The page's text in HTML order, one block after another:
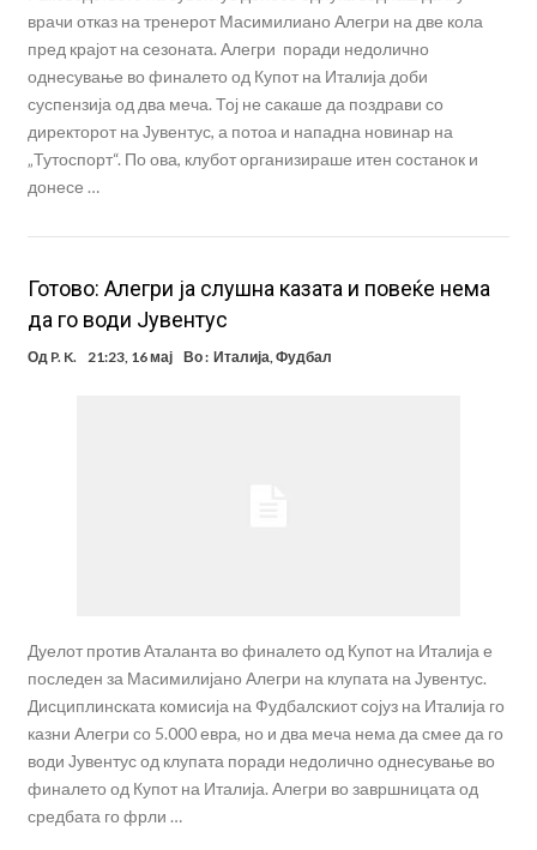
врачи отказ на тренерот Масимилиано Алегри на две кола
пред крајот на сезоната. Алегри поради недолично
однесување во финалето од Купот на Италија доби
суспензија од два меча. Тој не сакаше да поздрави со
директорот на Јувентус, а потоа и нападна новинар на
„Тутоспорт“. По ова, клубот организираше итен состанок и
донесе …
Готово: Алегри ја слушна казата и повеќе нема
да го води Јувентус
Од P. K. 21:23, 16 мај Во : Италија,Фудбал
Дуелот против Аталанта во финалето од Купот на Италија е
последен за Масимилијано Алегри на клупата на Јувентус.
Дисциплинската комисија на Фудбалскиот сојуз на Италија го
казни Алегри со 5.000 евра, но и два меча нема да смее да го
води Јувентус од клупата поради недолично однесување во
финалето од Купот на Италија. Алегри во завршницата од
средбата го фрли …